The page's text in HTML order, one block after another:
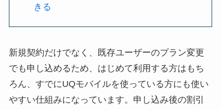
きる
新規契約だけでなく、既存ユーザーのプラン変更
でも申し込めるため、はじめて利用する方はもち
ろん、すでにUQモバイルを使っている方にも使い
やすい仕組みになっています。申し込み後の割引